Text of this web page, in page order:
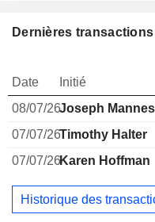
Dernières
Date Initié
08/07/26Joseph Mannes
07/07/26Timothy Halter
07/07/26Karen Hoffman
Historique des